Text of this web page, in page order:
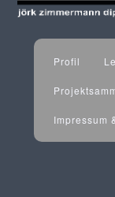
Profil
Impressum